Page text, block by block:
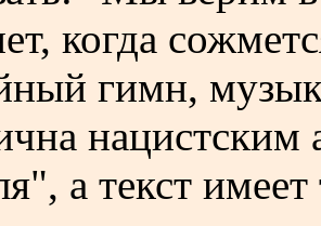
когда
гимн,
а текст